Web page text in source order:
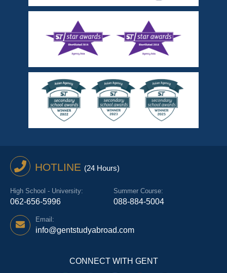
HOTLINE (24 Hours)
High School - University:
062-656-5996
Summer Course:
088-884-5004
Email:
info@gentstudyabroad.com
CONNECT WITH GENT